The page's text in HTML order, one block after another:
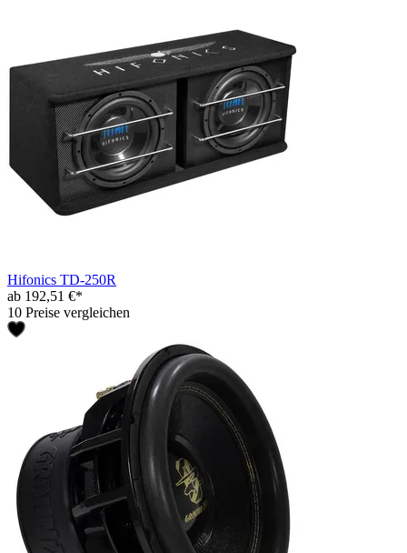
Hifonics TD-250R
ab 192,51 €*
10 Preise vergleichen